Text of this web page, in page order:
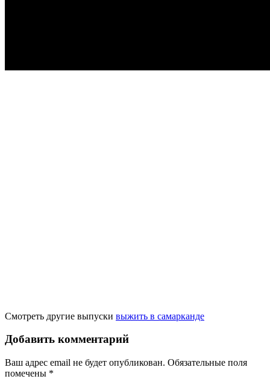
Смотреть другие выпуски выжить в самарканде
Добавить комментарий
Ваш адрес email не будет опубликован. Обязательные поля
помечены *